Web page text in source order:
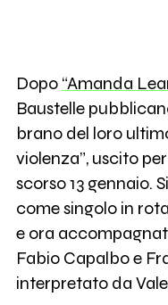
Dopo “Amanda
Baustelle
brano del loro
violenza”, uscito per
scorso 13 gennaio.
come singolo in
e ora
Fabio Capalbo e
interpretato da